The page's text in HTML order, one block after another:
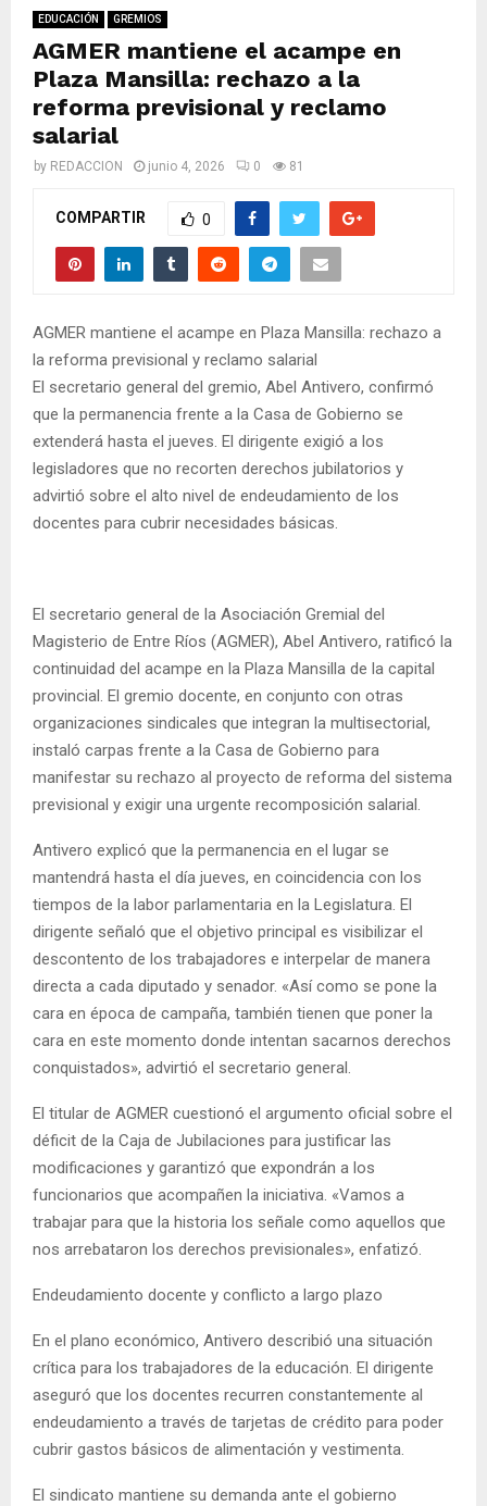
E
N
U
EDUCACIÓN GREMIOS
AGMER mantiene el acampe en
Plaza Mansilla: rechazo a la
reforma previsional y reclamo
salarial
by REDACCION junio 4, 2026 0 81
COMPARTIR 0
AGMER mantiene el acampe en Plaza Mansilla: rechazo a
la reforma previsional y reclamo salarial
El secretario general del gremio, Abel Antivero, confirmó
que la permanencia frente a la Casa de Gobierno se
extenderá hasta el jueves. El dirigente exigió a los
legisladores que no recorten derechos jubilatorios y
advirtió sobre el alto nivel de endeudamiento de los
docentes para cubrir necesidades básicas.
El secretario general de la Asociación Gremial del
Magisterio de Entre Ríos (AGMER), Abel Antivero, ratificó la
continuidad del acampe en la Plaza Mansilla de la capital
provincial. El gremio docente, en conjunto con otras
organizaciones sindicales que integran la multisectorial,
instaló carpas frente a la Casa de Gobierno para
manifestar su rechazo al proyecto de reforma del sistema
previsional y exigir una urgente recomposición salarial.
Antivero explicó que la permanencia en el lugar se
mantendrá hasta el día jueves, en coincidencia con los
tiempos de la labor parlamentaria en la Legislatura. El
dirigente señaló que el objetivo principal es visibilizar el
descontento de los trabajadores e interpelar de manera
directa a cada diputado y senador. «Así como se pone la
cara en época de campaña, también tienen que poner la
cara en este momento donde intentan sacarnos derechos
conquistados», advirtió el secretario general.
El titular de AGMER cuestionó el argumento oficial sobre el
déficit de la Caja de Jubilaciones para justificar las
modificaciones y garantizó que expondrán a los
funcionarios que acompañen la iniciativa. «Vamos a
trabajar para que la historia los señale como aquellos que
nos arrebataron los derechos previsionales», enfatizó.
Endeudamiento docente y conflicto a largo plazo
En el plano económico, Antivero describió una situación
crítica para los trabajadores de la educación. El dirigente
aseguró que los docentes recurren constantemente al
endeudamiento a través de tarjetas de crédito para poder
cubrir gastos básicos de alimentación y vestimenta.
El sindicato mantiene su demanda ante el gobierno